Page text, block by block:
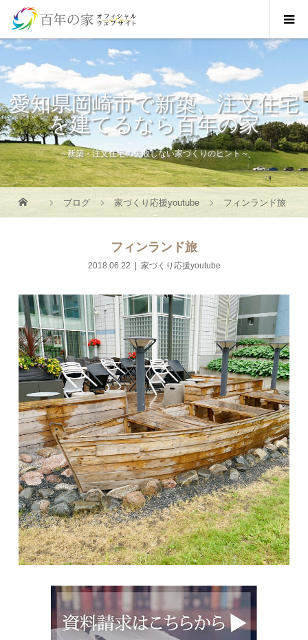
愛知県岡崎市で新築、注文住宅
を建てるなら百年の家
～新築・注文住宅の失敗しない家づくりのヒント～
ブログ 家づくり応援youtube フィンランド旅
フィンランド旅
2018.06.22 家づくり応援youtube